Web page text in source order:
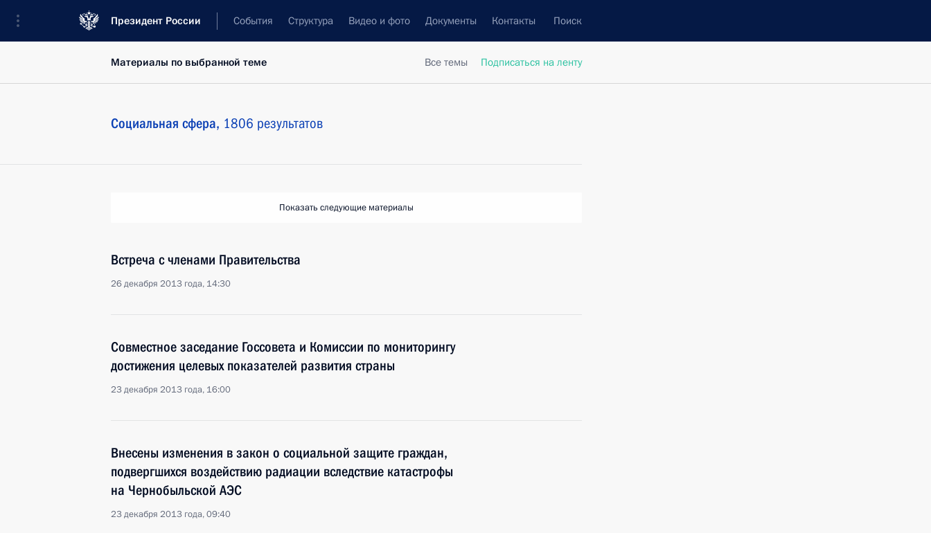
Президент России События Структура Видео и фото Документы Контакты Поиск
Все темы Подписаться на ленту
Материалы по выбранной теме
Социальная сфера, 1806 результатов
Показать следующие материалы
Встреча с членами Правительства
26 декабря 2013 года, 14:30
Совместное заседание Госсовета и Комиссии по мониторингу
достижения целевых показателей развития страны
23 декабря 2013 года, 16:00
Внесены изменения в закон о социальной защите граждан,
подвергшихся воздействию радиации вследствие катастрофы
на Чернобыльской АЭС
23 декабря 2013 года, 09:40